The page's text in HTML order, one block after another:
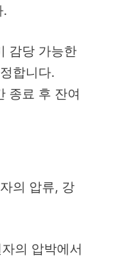
.
감당 가능한
합니다.
종료 후 잔여
의 압류, 강
의 압박에서